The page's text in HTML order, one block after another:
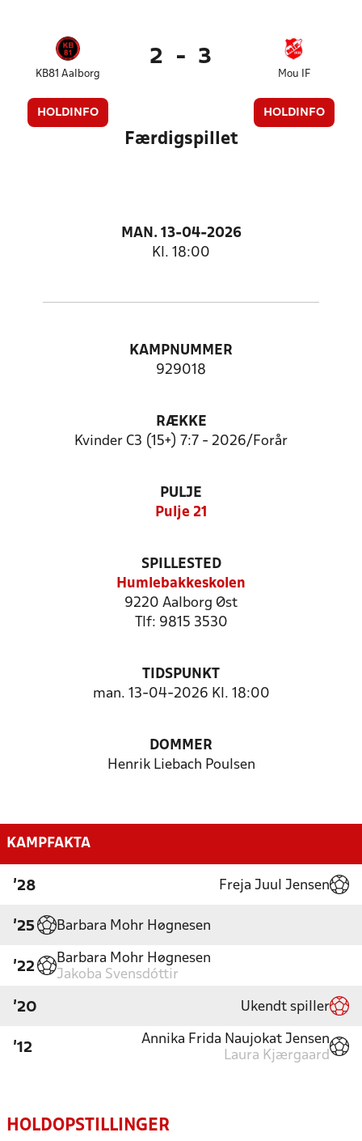
KB81 Aalborg
HOLDINFO
2 - 3
Mou IF
HOLDINFO
Færdigspillet
MAN. 13-04-2026
Kl. 18:00
KAMPNUMMER
929018
RÆKKE
Kvinder C3 (15+) 7:7 - 2026/Forår
PULJE
Pulje 21
SPILLESTED
Humlebakkeskolen
9220 Aalborg Øst
Tlf: 9815 3530
TIDSPUNKT
man. 13-04-2026 Kl. 18:00
DOMMER
Henrik Liebach Poulsen
KAMPFAKTA
'28 Freja Juul Jensen
'25 Barbara Mohr Høgnesen
'22
Barbara Mohr Høgnesen
Jakoba Svensdóttir
'20 Ukendt spiller
'12
Annika Frida Naujokat Jensen
Laura Kjærgaard
HOLDOPSTILLINGER